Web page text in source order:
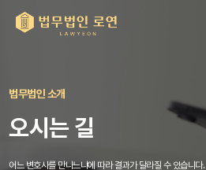
법무법인 소개
오시는 길
어느 변호사를 만나느냐에 따라 결과가 달라질 수 있습니다.